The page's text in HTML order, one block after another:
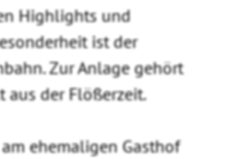
Highlights und
ist der
Zur Anlage gehört
aus der Flößerzeit.
ehemaligen Gasthof